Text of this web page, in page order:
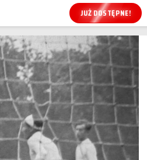
KUP ONLINE!